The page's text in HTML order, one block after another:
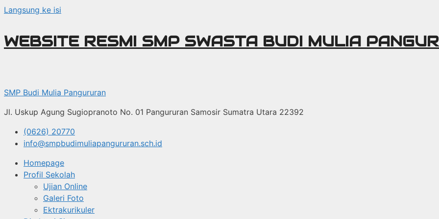
Langsung ke isi
WEBSITE RESMI SMP SWASTA BUDI MULIA
SMP Budi Mulia Pangururan
Jl. Uskup Agung Sugiopranoto No. 01 Pangururan Samosir Sumatra Utara 22392
(0626) 20770
info@smpbudimuliapangururan.sch.id
Homepage
Profil Sekolah
Ujian Online
Galeri Foto
Ektrakurikuler